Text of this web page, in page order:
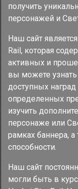
получить
персонажей и
Наш сайт
Rail, которая
активных и
вы можете
доступных
определенных
изучить
персонаже или
рамках баннера, а
способности.
Наш сайт
могли быть в